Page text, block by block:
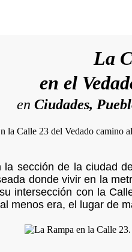
La
en el
en Ciudades,
sección de la ciudad
donde vivir en la
intersección con la
menos era, el lugar de